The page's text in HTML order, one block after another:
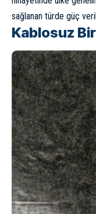
sağlanan türde güç
Kablosuz